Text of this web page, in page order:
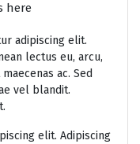
here
adipiscing elit.
lectus eu, arcu,
ac. Sed
vel blandit.
elit. Adipiscing